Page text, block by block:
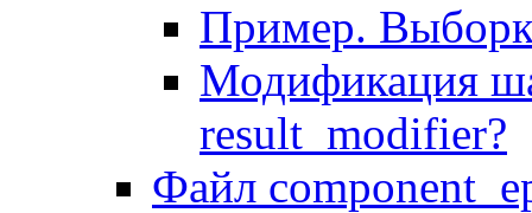
Пример.
Модификация
result_modifier?
Файл